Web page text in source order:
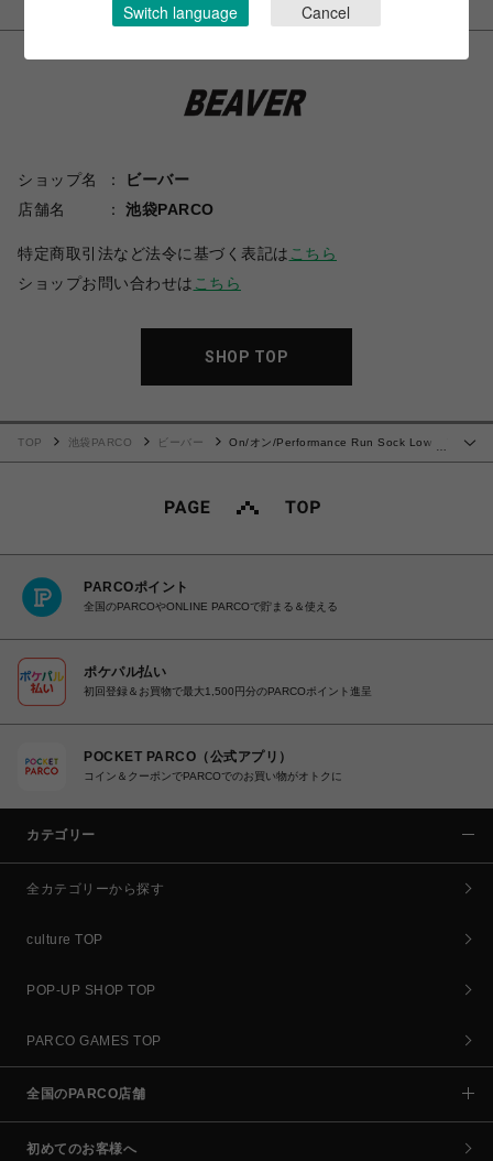
ショップ名
ビーバー
店舗名
池袋PARCO
特定商取引法など法令に基づく表記は こちら
ショップお問い合わせは こちら
SHOP TOP
TOP 池袋PARCO ビーバー
On/オン/Performance Run Sock Low パ
PARCOポイント
全国のPARCOやONLINE PARCOで貯まる＆使える
ポケパル払い
初回登録＆お買物で最大1,500円分のPARCOポイント進呈
POCKET PARCO（公式アプリ）
コイン＆クーポンでPARCOでのお買い物がオトクに
カテゴリー
全カテゴリーから探す
culture TOP
POP-UP SHOP TOP
PARCO GAMES TOP
全国のPARCO店舗
初めてのお客様へ
Switch language Cancel